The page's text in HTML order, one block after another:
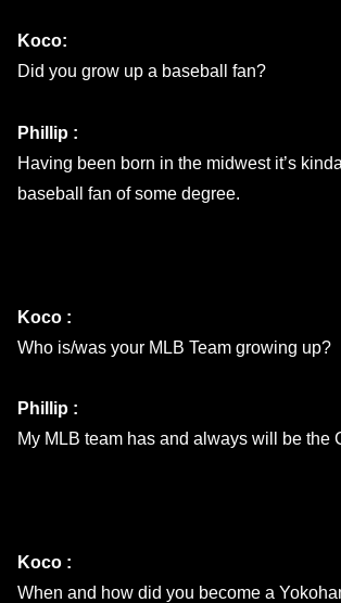
Koco:
Did you grow up a baseball fan?
Phillip :
Having been born in the midwest it’s
baseball fan of some degree.
Koco :
Who is/was your MLB Team growing up?
Phillip :
My MLB team has and always will be the
Koco :
When and how did you become a